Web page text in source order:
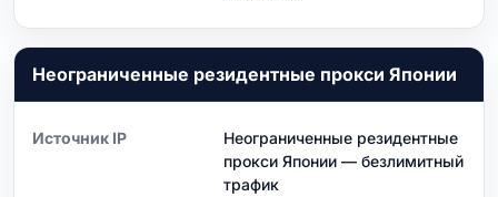
Неограниченные резидентные прокси Японии
Источник IP
Неограниченные резидентные
прокси Японии — безлимитный
трафик